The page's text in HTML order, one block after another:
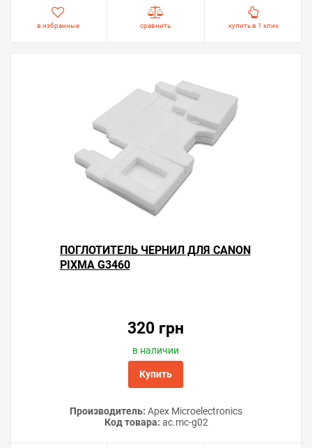
в избранные сравнить купить в 1 клик
ПОГЛОТИТЕЛЬ ЧЕРНИЛ ДЛЯ CANON
PIXMA G3460
320 грн
в наличии
Купить
Производитель: Apex Microelectronics
Код товара: ac.mc-g02